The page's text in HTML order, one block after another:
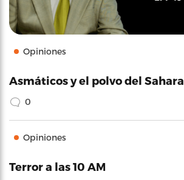
Opiniones
Asmáticos y el polvo del Sahara
0
Opiniones
Terror a las 10 AM